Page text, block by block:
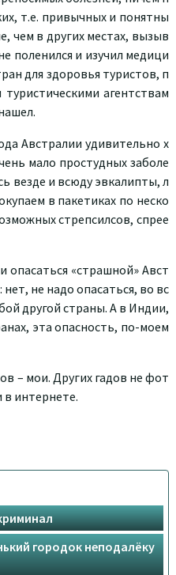
т.е. привычных и понятны
чем в других местах, вызыв
поленился и изучил медици
для здоровья туристов, п
агентствам
Австралии удивительно х
мало простудных заболе
везде и всюду эвкалипты, л
в пакетиках по неско
стрепсилсов, спрее
«страшной» Авст
не надо опасаться, во вс
другой страны. А в Индии,
эта опасность, по-моем
– мои. Других гадов не фот
интернете.
городок неподалёку